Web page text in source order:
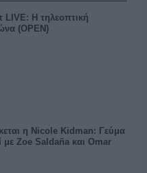
LIVE: Η τηλεοπτική
(OPEN)
η Nicole Kidman: Γεύμα
με Zoe Saldaña και Omar